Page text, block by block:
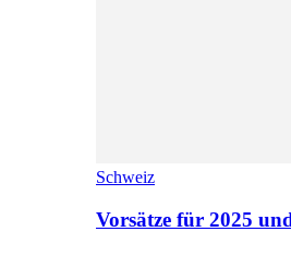
Schweiz
Vorsätze für 2025